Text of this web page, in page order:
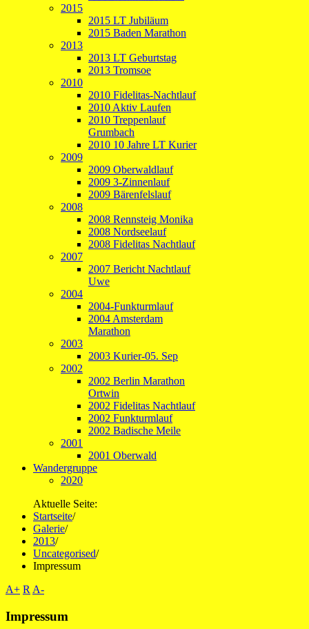
2015
2015 LT Jubiläum
2015 Baden Marathon
2013
2013 LT Geburtstag
2013 Tromsoe
2010
2010 Fidelitas-Nachtlauf
2010 Aktiv Laufen
2010 Treppenlauf
Grumbach
2010 10 Jahre LT Kurier
2009
2009 Oberwaldlauf
2009 3-Zinnenlauf
2009 Bärenfelslauf
2008
2008 Rennsteig Monika
2008 Nordseelauf
2008 Fidelitas Nachtlauf
2007
2007 Bericht Nachtlauf
Uwe
2004
2004-Funkturmlauf
2004 Amsterdam
Marathon
2003
2003 Kurier-05. Sep
2002
2002 Berlin Marathon
Ortwin
2002 Fidelitas Nachtlauf
2002 Funkturmlauf
2002 Badische Meile
2001
2001 Oberwald
Wandergruppe
2020
Aktuelle Seite:
Startseite/
Galerie/
2013/
Uncategorised/
Impressum
A+ R A-
Impressum